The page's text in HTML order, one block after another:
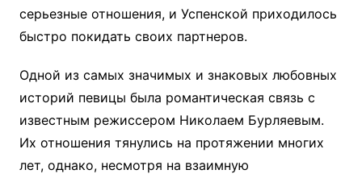
серьезные отношения, и Успенской приходилось
быстро покидать своих партнеров.
Одной из самых значимых и знаковых любовных
историй певицы была романтическая связь с
известным режиссером Николаем Бурляевым.
Их отношения тянулись на протяжении многих
лет, однако, несмотря на взаимную